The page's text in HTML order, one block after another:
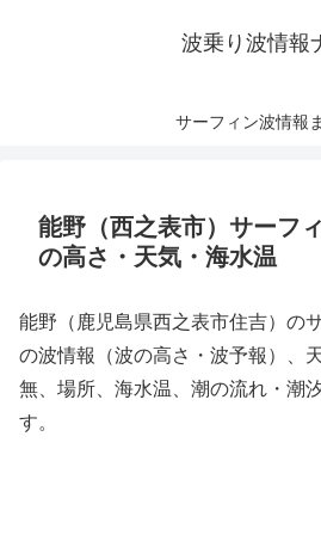
波乗り波情報
サーフィン波情報
能野（西之表市）サーフ
の高さ・天気・海水温
能野（鹿児島県西之表市住吉）の
の波情報（波の高さ・波予報）、
無、場所、海水温、潮の流れ・潮
す。